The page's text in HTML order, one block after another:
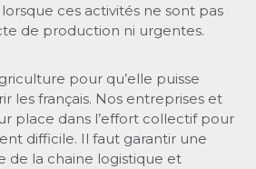
ces activités ne sont pas
de production ni urgentes.
pour qu’elle puisse
les français. Nos entreprises et
place dans l’effort collectif pour
difficile. Il faut garantir une
de la chaine logistique et